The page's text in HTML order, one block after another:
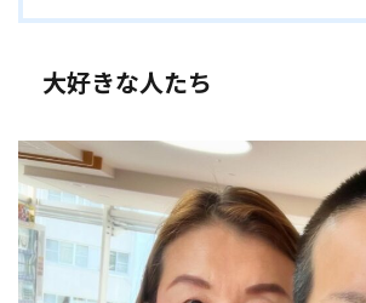
大好きな人たち